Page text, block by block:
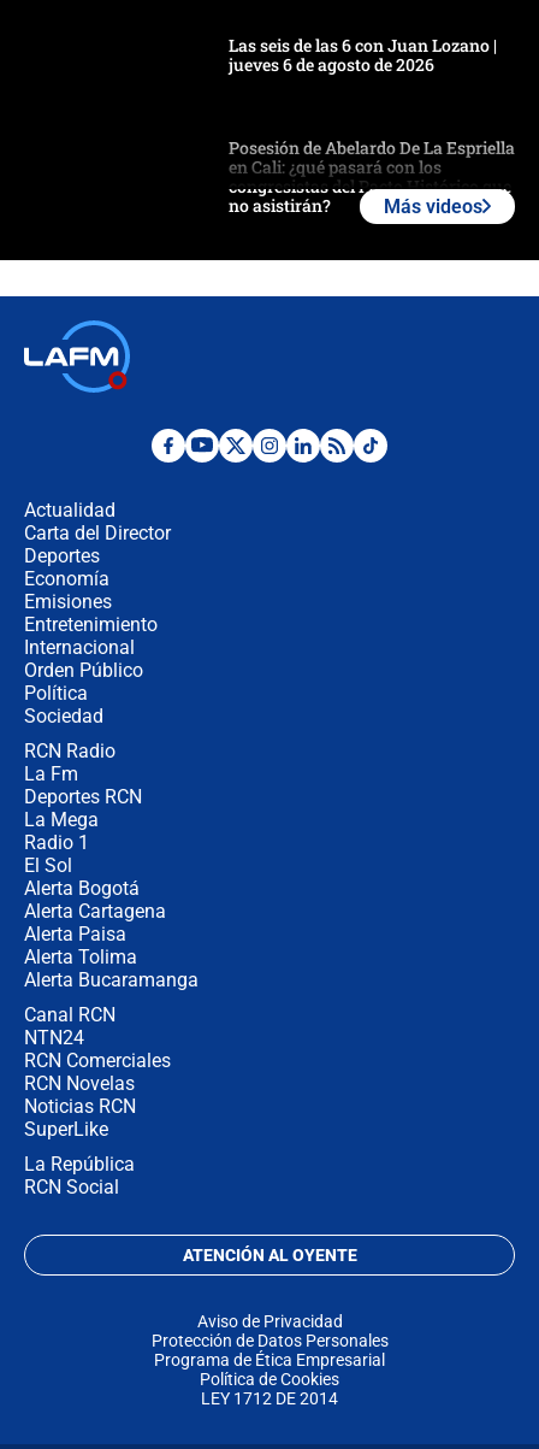
Las seis de las 6 con Juan Lozano |
jueves 6 de agosto de 2026
Posesión de Abelardo De La Espriella
en Cali: ¿qué pasará con los
congresistas del Pacto Histórico que
no asistirán?
crece el pulso por la elección del
¿Por qué De la Espriella gobernará
Más videos
Actualidad
Carta del Director
Deportes
Economía
Emisiones
Entretenimiento
Internacional
Orden Público
Política
Sociedad
RCN Radio
La Fm
Deportes RCN
La Mega
Radio 1
El Sol
Alerta Bogotá
Alerta Cartagena
Alerta Paisa
Alerta Tolima
Alerta Bucaramanga
Canal RCN
NTN24
RCN Comerciales
RCN Novelas
Noticias RCN
SuperLike
La República
RCN Social
ATENCIÓN AL OYENTE
Aviso de Privacidad
Protección de Datos Personales
Programa de Ética Empresarial
Política de Cookies
LEY 1712 DE 2014